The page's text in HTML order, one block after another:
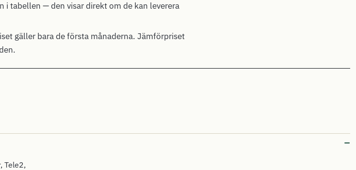
i tabellen — den visar direkt om de kan leverera
gäller bara de första månaderna. Jämförpriset
Tele2,